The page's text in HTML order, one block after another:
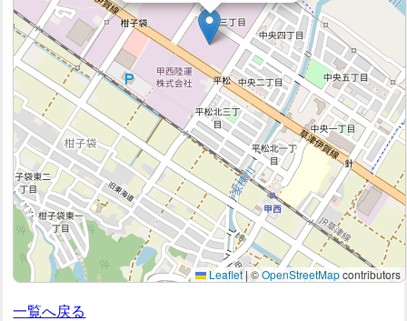
Leaflet|©OpenStreetMapcontributors
一覧へ戻る